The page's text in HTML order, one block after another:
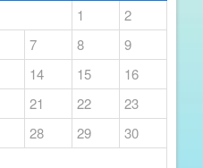
1
2
7 8
9
14 15
16
21 22
23
28 29
30